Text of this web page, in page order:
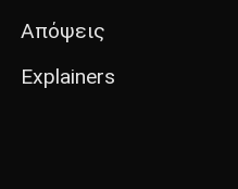
Απόψεις
Explainers